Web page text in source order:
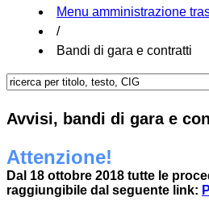
Menu amministrazione
/
Bandi di gara e contratti
Avvisi, bandi di gara e
Attenzione!
Dal 18 ottobre 2018 tutte le
raggiungibile dal seguente link: